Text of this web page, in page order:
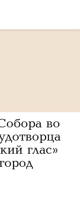
во
глас»